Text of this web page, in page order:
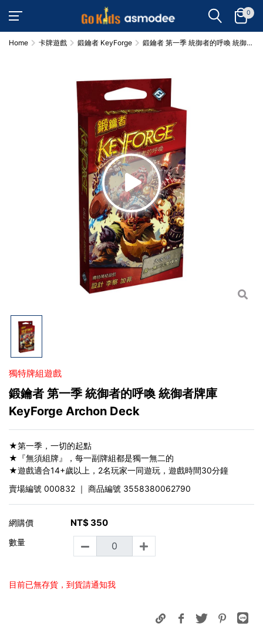
0
Home 卡牌遊戲 鍛鑰者 KeyForge
鍛鑰者 第一季 統御者的呼喚 統御者
獨特牌組遊戲
鍛鑰者 第一季 統御者的呼喚 統御者牌庫
KeyForge Archon Deck
★第一季，一切的起點
★『無須組牌』，每一副牌組都是獨一無二的
★遊戲適合14+歲以上，2名玩家一同遊玩，遊戲時間30分鐘
賣場編號 000832 ｜ 商品編號 3558380062790
網購價 NT$350
數量
目前已無存貨，到貨請通知我